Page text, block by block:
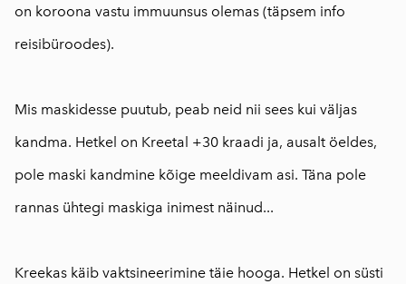
on koroona vastu immuunsus olemas (täpsem info
reisibüroodes).
Mis maskidesse puutub, peab neid nii sees kui väljas
kandma. Hetkel on Kreetal +30 kraadi ja, ausalt öeldes,
pole maski kandmine kõige meeldivam asi. Täna pole
rannas ühtegi maskiga inimest näinud...
Kreekas käib vaktsineerimine täie hooga. Hetkel on süsti